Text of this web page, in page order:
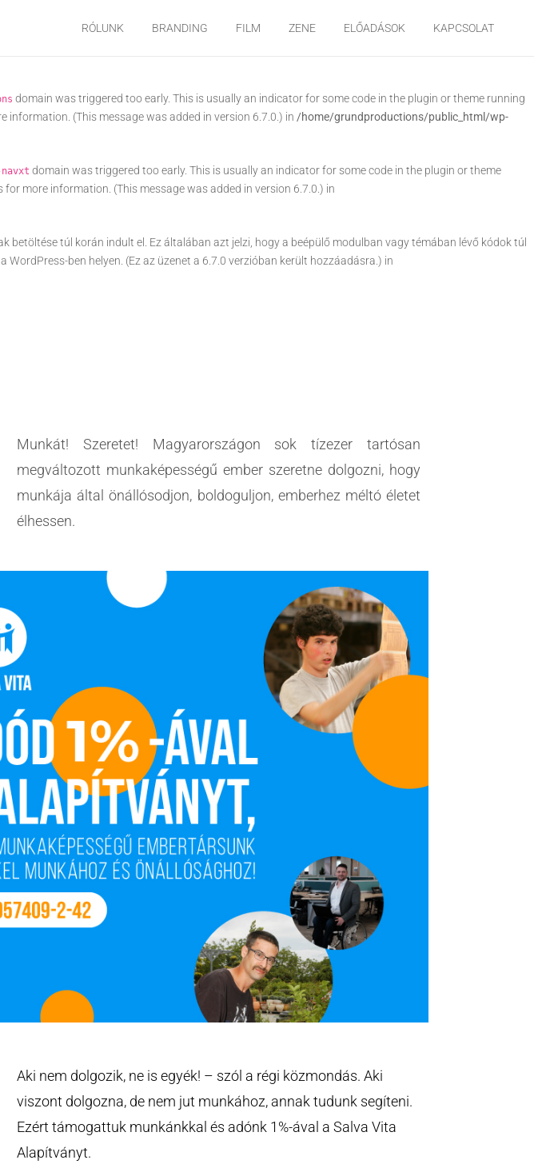
domain was triggered too early. This is usually an indicator for some code in the plugin or theme
domain was triggered too early. This is usually an indicator for some code in the plugin or theme running
information. (This message was added in version 6.7.0.) in /home/grundproductions/public_html/wp-
navxt domain was triggered too early. This is usually an indicator for some code in the plugin or theme
for more information. (This message was added in version 6.7.0.) in
betöltése túl korán indult el. Ez általában azt jelzi, hogy a beépülő modulban vagy témában lévő kódok túl
WordPress-ben helyen. (Ez az üzenet a 6.7.0 verzióban került hozzáadásra.) in
RÓLUNK BRANDING FILM ZENE ELŐADÁSOK KAPCSOLAT
Munkát! Szeretet! Magyarországon sok tízezer tartósan
megváltozott munkaképességű ember szeretne dolgozni, hogy
munkája által önállósodjon, boldoguljon, emberhez méltó életet
élhessen.
Aki nem dolgozik, ne is egyék! – szól a régi közmondás. Aki
viszont dolgozna, de nem jut munkához, annak tudunk segíteni.
Ezért támogattuk munkánkkal és adónk 1%-ával a Salva Vita
Alapítványt.